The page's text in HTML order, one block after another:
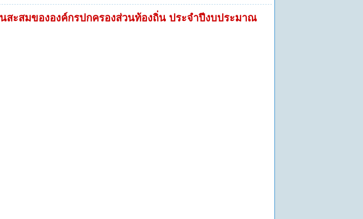
สะสมขององค์กรปกครองส่วนท้องถิ่น ประจำปีงบประมาณ